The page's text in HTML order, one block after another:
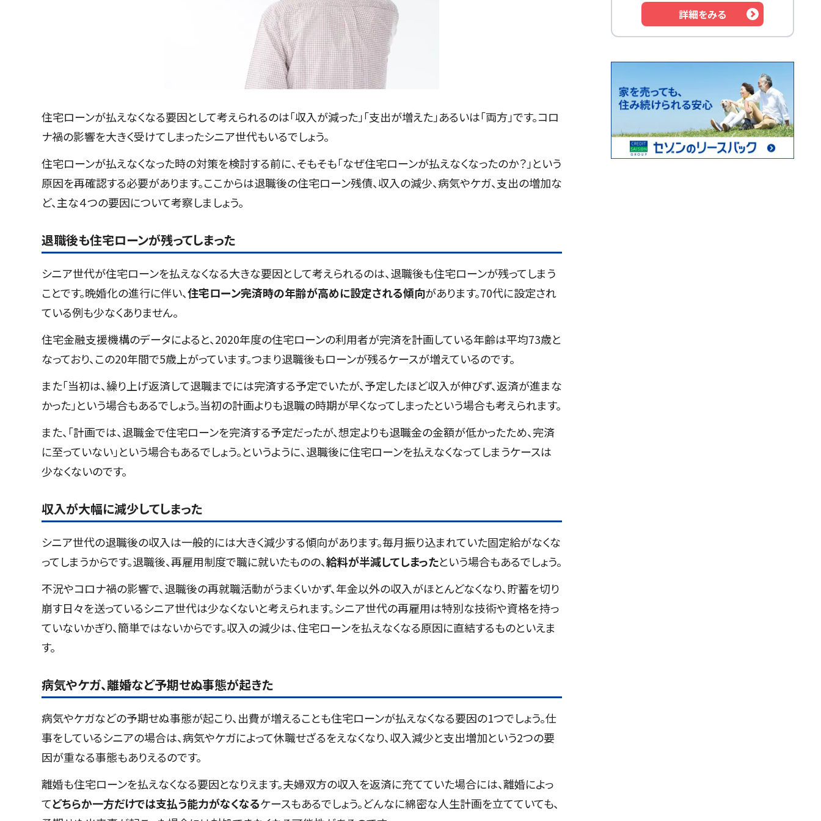
住宅ローンが払えなくなる要因として考えられるのは「収入が減った」「支出が増えた」あるいは「両方」です。コロ
ナ禍の影響を大きく受けてしまったシニア世代もいるでしょう。
住宅ローンが払えなくなった時の対策を検討する前に、そもそも「なぜ住宅ローンが払えなくなったのか？」という
原因を再確認する必要があります。ここからは退職後の住宅ローン残債、収入の減少、病気やケガ、支出の増加な
ど、主な４つの要因について考察しましょう。
退職後も住宅ローンが残ってしまった
シニア世代が住宅ローンを払えなくなる大きな要因として考えられるのは、退職後も住宅ローンが残ってしまう
ことです。晩婚化の進行に伴い、住宅ローン完済時の年齢が高めに設定される傾向があります。70代に設定され
ている例も少なくありません。
住宅金融支援機構のデータによると、2020年度の住宅ローンの利用者が完済を計画している年齢は平均73歳と
なっており、この20年間で5歳上がっています。つまり退職後もローンが残るケースが増えているのです。
また「当初は、繰り上げ返済して退職までには完済する予定でいたが、予定したほど収入が伸びず、返済が進まな
かった」という場合もあるでしょう。当初の計画よりも退職の時期が早くなってしまったという場合も考えられます。
また、「計画では、退職金で住宅ローンを完済する予定だったが、想定よりも退職金の金額が低かったため、完済
に至っていない」という場合もあるでしょう。というように、退職後に住宅ローンを払えなくなってしまうケースは
少なくないのです。
収入が大幅に減少してしまった
シニア世代の退職後の収入は一般的には大きく減少する傾向があります。毎月振り込まれていた固定給がなくな
ってしまうからです。退職後、再雇用制度で職に就いたものの、給料が半減してしまったという場合もあるでしょう。
不況やコロナ禍の影響で、退職後の再就職活動がうまくいかず、年金以外の収入がほとんどなくなり、貯蓄を切り
崩す日々を送っているシニア世代は少なくないと考えられます。シニア世代の再雇用は特別な技術や資格を持っ
ていないかぎり、簡単ではないからです。収入の減少は、住宅ローンを払えなくなる原因に直結するものといえま
す。
病気やケガ、離婚など予期せぬ事態が起きた
病気やケガなどの予期せぬ事態が起こり、出費が増えることも住宅ローンが払えなくなる要因の1つでしょう。仕
事をしているシニアの場合は、病気やケガによって休職せざるをえなくなり、収入減少と支出増加という2つの要
因が重なる事態もありえるのです。
離婚も住宅ローンを払えなくなる要因となりえます。夫婦双方の収入を返済に充てていた場合には、離婚によっ
てどちらか一方だけでは支払う能力がなくなるケースもあるでしょう。どんなに綿密な人生計画を立てていても、
詳細をみる